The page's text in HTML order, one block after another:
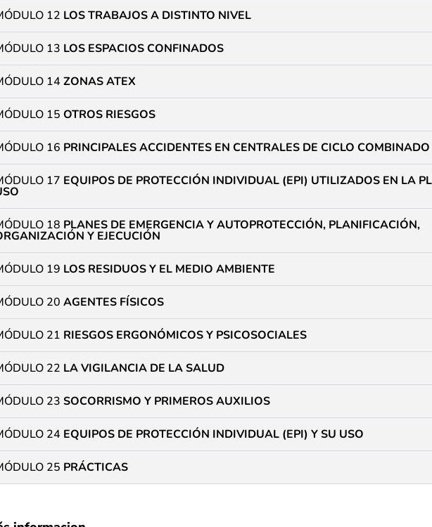
12 LOS TRABAJOS A DISTINTO NIVEL
13 LOS ESPACIOS CONFINADOS
14 ZONAS ATEX
15 OTROS RIESGOS
16 PRINCIPALES ACCIDENTES EN CENTRALES DE CICLO COMBINADO
17 EQUIPOS DE PROTECCIÓN INDIVIDUAL (EPI) UTILIZADOS EN LA
18 PLANES DE EMERGENCIA Y AUTOPROTECCIÓN, PLANIFICACIÓN,
Y EJECUCIÓN
19 LOS RESIDUOS Y EL MEDIO AMBIENTE
20 AGENTES FÍSICOS
21 RIESGOS ERGONÓMICOS Y PSICOSOCIALES
22 LA VIGILANCIA DE LA SALUD
23 SOCORRISMO Y PRIMEROS AUXILIOS
24 EQUIPOS DE PROTECCIÓN INDIVIDUAL (EPI) Y SU USO
25 PRÁCTICAS